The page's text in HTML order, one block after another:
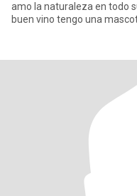
amo la naturaleza en todo su esplendor Me encanta viajar amo el
buen vino tengo una